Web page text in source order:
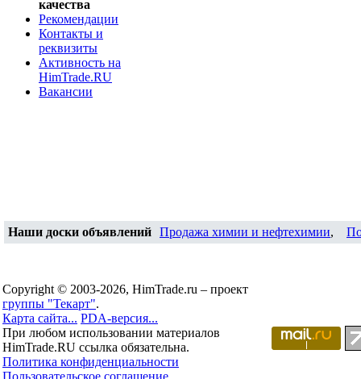
качества
Рекомендации
Контакты и
реквизиты
Активность на
HimTrade.RU
Вакансии
Наши доски объявлений Продажа химии и нефтехимии,
Copyright © 2003-2026, HimTrade.ru – проект
группы "Текарт".
Карта сайта... PDA-версия...
При любом использовании материалов
HimTrade.RU ссылка обязательна.
Политика конфиденциальности
Пользовательское соглашение